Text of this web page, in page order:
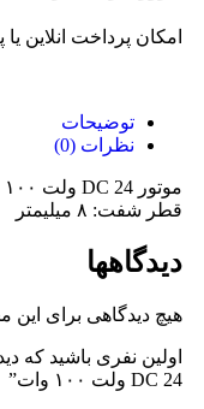
امکان پرداخت
توضیحات
نظرات (0)
موتور DC 24 ولت ۱۰۰ وات
قطر شفت: ۸ میلیمتر
دیدگاهها
هیچ دیدگاهی برای
اولین نفری باشید که
DC 24 ولت ۱۰۰ وات”